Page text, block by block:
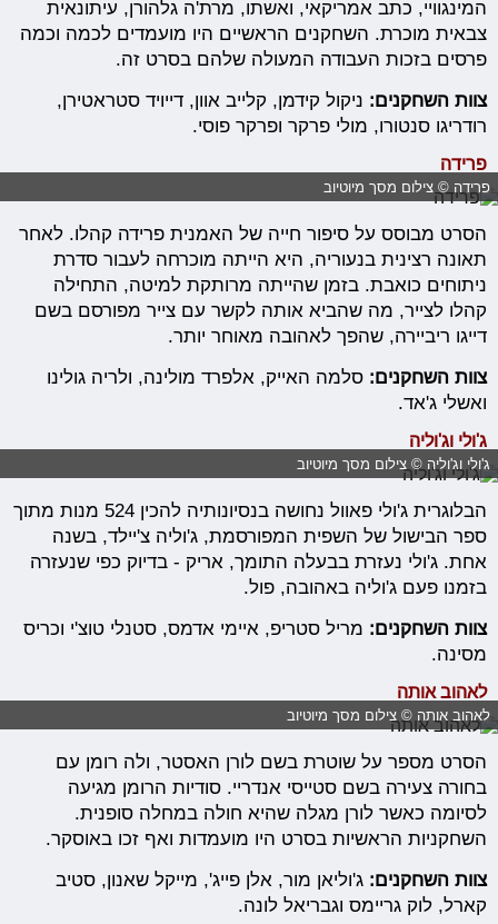
המינגוויי, כתב אמריקאי, ואשתו, מרת'ה גלהורן, עיתונאית
צבאית מוכרת. השחקנים הראשיים היו מועמדים לכמה וכמה
פרסים בזכות העבודה המעולה שלהם בסרט זה.
צוות השחקנים: ניקול קידמן, קלייב אוון, דייויד סטראטירן,
רודריגו סנטורו, מולי פרקר ופרקר פוסי.
פרידה
פרידה © צילום מסך מיוטיוב
הסרט מבוסס על סיפור חייה של האמנית פרידה קהלו. לאחר
תאונה רצינית בנעוריה, היא הייתה מוכרחה לעבור סדרת
ניתוחים כואבת. בזמן שהייתה מרותקת למיטה, התחילה
קהלו לצייר, מה שהביא אותה לקשר עם צייר מפורסם בשם
דייגו ריביירה, שהפך לאהובה מאוחר יותר.
צוות השחקנים: סלמה האייק, אלפרד מולינה, ולריה גולינו
ואשלי ג'אד.
ג'ולי וג'וליה
ג'ולי וג'וליה © צילום מסך מיוטיוב
הבלוגרית ג'ולי פאוול נחושה בנסיונותיה להכין 524 מנות מתוך
ספר הבישול של השפית המפורסמת, ג'וליה צ'יילד, בשנה
אחת. ג'ולי נעזרת בבעלה התומך, אריק - בדיוק כפי שנעזרה
בזמנו פעם ג'וליה באהובה, פול.
צוות השחקנים: מריל סטריפ, איימי אדמס, סטנלי טוצ'י וכריס
מסינה.
לאהוב אותה
לאהוב אותה © צילום מסך מיוטיוב
הסרט מספר על שוטרת בשם לורן האסטר, ולה רומן עם
בחורה צעירה בשם סטייסי אנדריי. סודיות הרומן מגיעה
לסיומה כאשר לורן מגלה שהיא חולה במחלה סופנית.
השחקניות הראשיות בסרט היו מועמדות ואף זכו באוסקר.
צוות השחקנים:ג'וליאן מור, אלן פייג', מייקל שאנון, סטיב
קארל, לוק גריימס וגבריאל לונה.